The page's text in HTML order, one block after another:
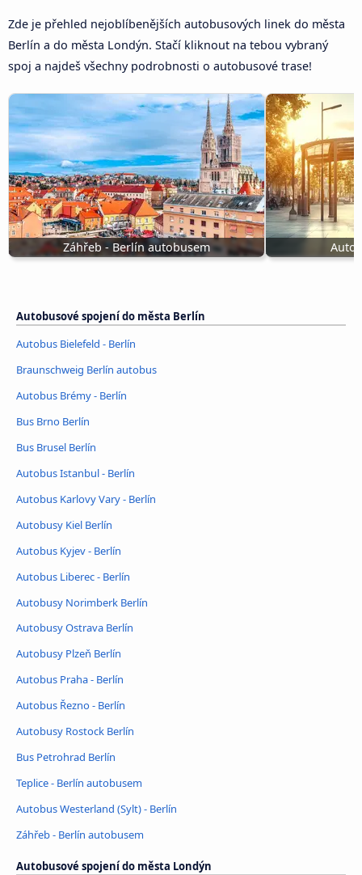
Zde je přehled nejoblíbenějších autobusových linek do města
Berlín a do města Londýn. Stačí kliknout na tebou vybraný
spoj a najdeš všechny podrobnosti o autobusové trase!
Záhřeb - Berlín autobusem
Autobusové spojení do města Berlín
Autobus Bielefeld - Berlín
Braunschweig Berlín autobus
Autobus Brémy - Berlín
Bus Brno Berlín
Bus Brusel Berlín
Autobus Istanbul - Berlín
Autobus Karlovy Vary - Berlín
Autobusy Kiel Berlín
Autobus Kyjev - Berlín
Autobus Liberec - Berlín
Autobusy Norimberk Berlín
Autobusy Ostrava Berlín
Autobusy Plzeň Berlín
Autobus Praha - Berlín
Autobus Řezno - Berlín
Autobusy Rostock Berlín
Bus Petrohrad Berlín
Teplice - Berlín autobusem
Autobus Westerland (Sylt) - Berlín
Záhřeb - Berlín autobusem
Autobusové spojení do města Londýn